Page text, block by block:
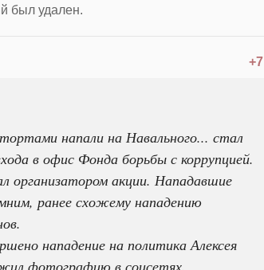
был удален.
+7
напали на Навального... стал
в офис Фонда борьбы с коррупцией.
организатором акции. Нападавшие
ранее схожему нападению
нападение на политика Алексея
фотографию в соцсетях.